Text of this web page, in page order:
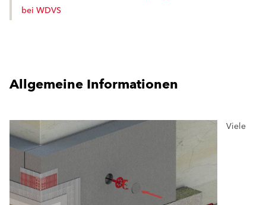
bei WDVS
Allgemeine Informationen
Viele